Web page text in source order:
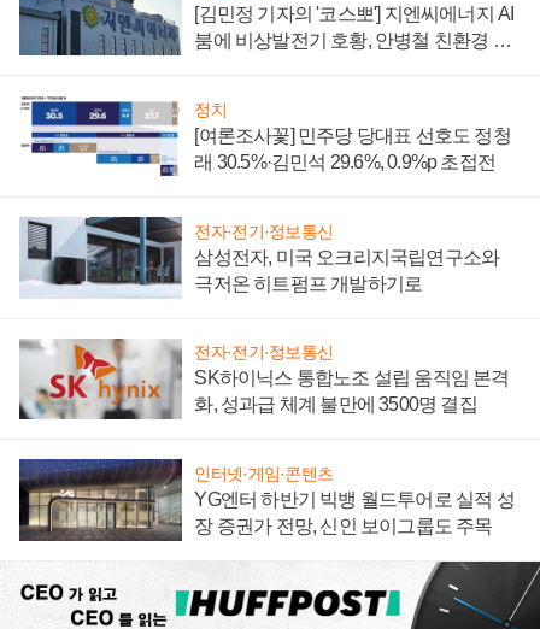
[김민정 기자의 '코스뽀'] 지엔씨에너지 AI
붐에 비상발전기 호황, 안병철 친환경 에
정치
[여론조사꽃] 민주당 당대표 선호도 정청
래 30.5%·김민석 29.6%, 0.9%p 초접전
전자·전기·정보통신
삼성전자, 미국 오크리지국립연구소와
극저온 히트펌프 개발하기로
전자·전기·정보통신
SK하이닉스 통합노조 설립 움직임 본격
화, 성과급 체계 불만에 3500명 결집
인터넷·게임·콘텐츠
YG엔터 하반기 빅뱅 월드투어로 실적 성
장 증권가 전망, 신인 보이그룹도 주목